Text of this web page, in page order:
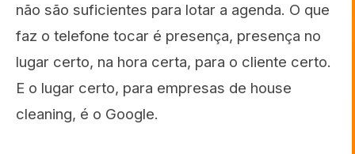
não são suficientes para lotar a agenda. O que
faz o telefone tocar é presença, presença no
lugar certo, na hora certa, para o cliente certo.
E o lugar certo, para empresas de house
cleaning, é o Google.